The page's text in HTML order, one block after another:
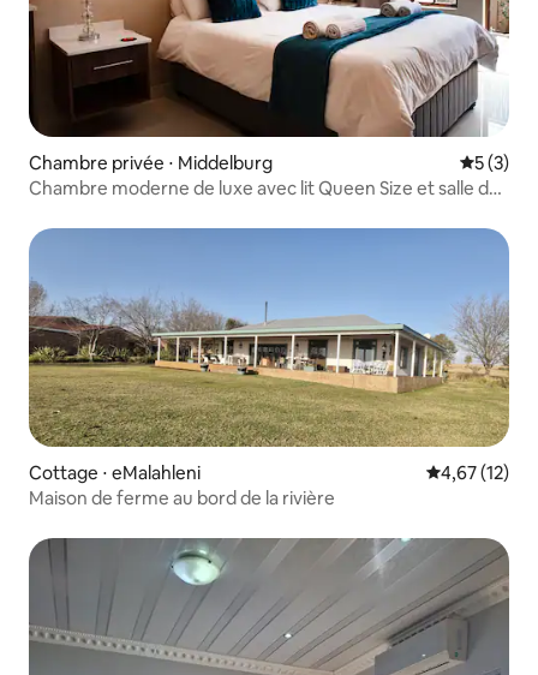
Chambre privée ⋅ Middelburg
5 (3)
Chambre moderne de luxe avec lit Queen Size et salle de
Cottage ⋅ eMalahleni Évaluation
4,67 (12)
Maison de ferme au bord de la rivière